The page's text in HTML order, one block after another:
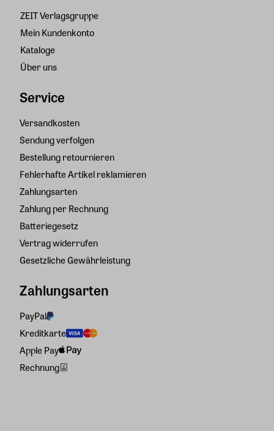
ZEIT Verlagsgruppe
Mein Kundenkonto
Kataloge
Über uns
Service
Versandkosten
Sendung verfolgen
Bestellung retournieren
Fehlerhafte Artikel reklamieren
Zahlungsarten
Zahlung per Rechnung
Batteriegesetz
Vertrag widerrufen
Gesetzliche Gewährleistung
Zahlungsarten
PayPal
Kreditkarte
Apple Pay
Rechnung